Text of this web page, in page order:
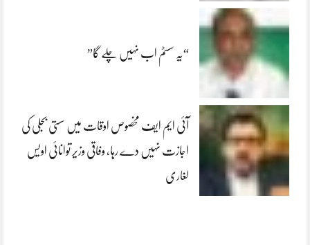
“یہ سسٹم اب نہیں چلے گا”
آئی ایم ایف مخصوص اوقات میں سستی بجلی کی
اجازت نہیں دے رہا، وفاقی وزیر توانائی اویس
لغاری